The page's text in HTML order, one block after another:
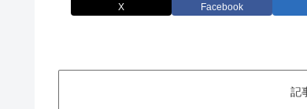
X Facebook
記